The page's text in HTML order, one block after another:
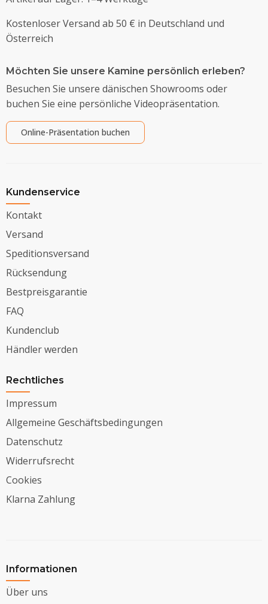
Kostenloser Versand ab 50 € in Deutschland und
Österreich
Möchten Sie unsere Kamine persönlich erleben?
Besuchen Sie unsere dänischen Showrooms oder
buchen Sie eine persönliche Videopräsentation.
Online-Präsentation buchen
Kundenservice
Kontakt
Versand
Speditionsversand
Rücksendung
Bestpreisgarantie
FAQ
Kundenclub
Händler werden
Rechtliches
Impressum
Allgemeine Geschäftsbedingungen
Datenschutz
Widerrufsrecht
Cookies
Klarna Zahlung
Informationen
Über uns